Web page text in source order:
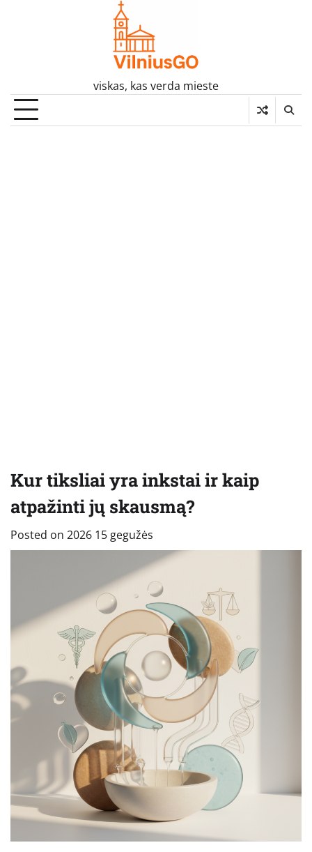
viskas, kas verda mieste
Kur tiksliai yra inkstai ir kaip
atpažinti jų skausmą?
Posted on 2026 15 gegužės